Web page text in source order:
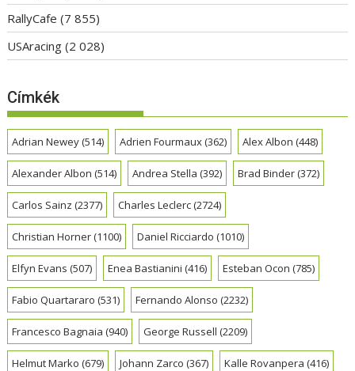
RallyCafe (7 855)
USAracing (2 028)
Címkék
Adrian Newey(514) Adrien Fourmaux(362) Alex Albon (448)
Alexander Albon (514) Andrea Stella (392) Brad Binder(372)
Carlos Sainz (2377) Charles Leclerc(2724)
Christian Horner(1100) Daniel Ricciardo (1010)
Elfyn Evans (507) Enea Bastianini (416) Esteban Ocon (785)
Fabio Quartararo (531) Fernando Alonso (2232)
Francesco Bagnaia (940) George Russell (2209)
Helmut Marko (679) Johann Zarco (367) Kalle Rovanpera (416)